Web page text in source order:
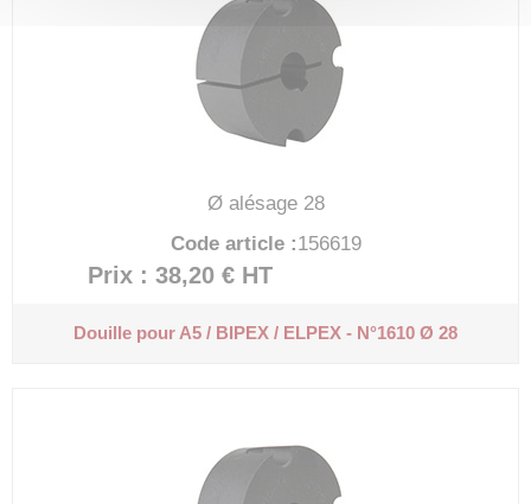
Ø alésage 28
Code article :156619
Prix : 38,20 € HT
Douille pour A5 / BIPEX / ELPEX - N°1610 Ø 28